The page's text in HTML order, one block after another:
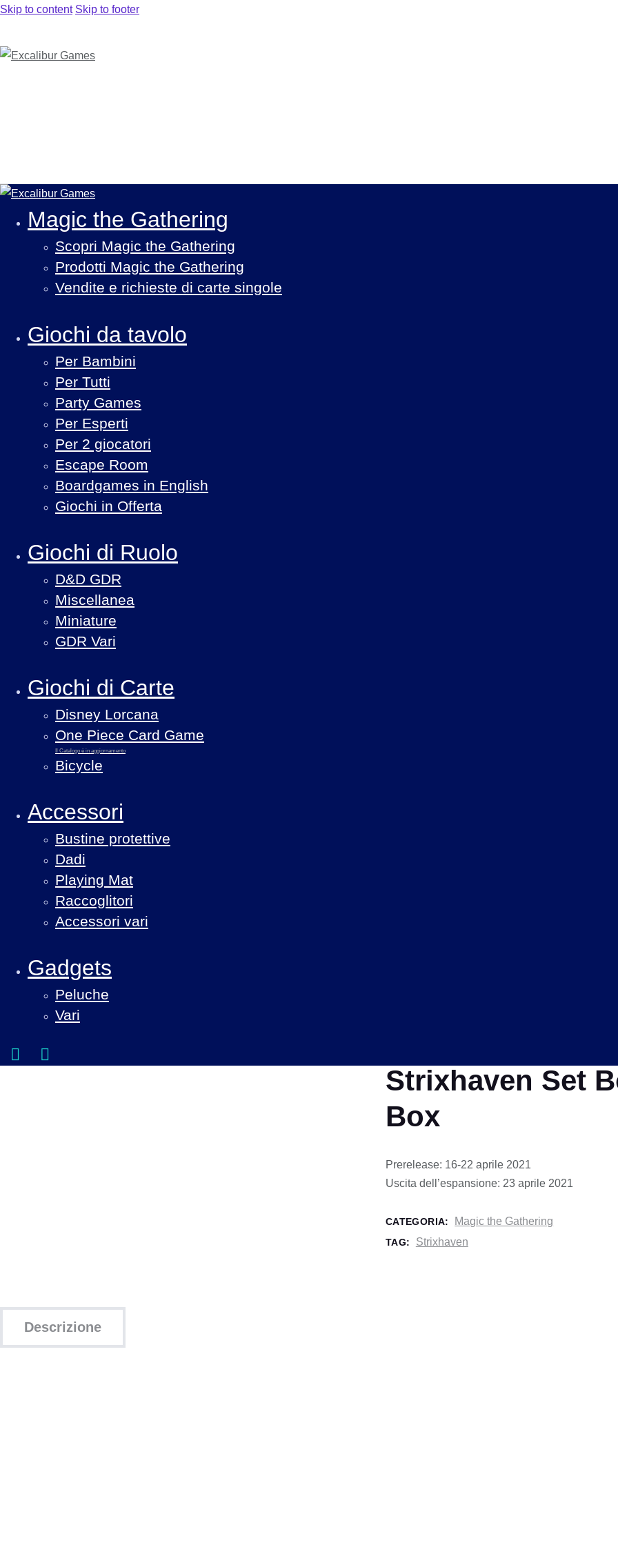
Skip to content Skip to footer
Magic the Gathering
Scopri Magic the Gathering
Prodotti Magic the Gathering
Vendite e richieste di carte singole
Giochi da tavolo
Per Bambini
Per Tutti
Party Games
Per Esperti
Per 2 giocatori
Escape Room
Boardgames in English
Giochi in Offerta
Giochi di Ruolo
D&D GDR
Miscellanea
Miniature
GDR Vari
Giochi di Carte
Disney Lorcana
One Piece Card Game
Il Catalogo è in aggiornamento
Bicycle
Accessori
Bustine protettive
Dadi
Playing Mat
Raccoglitori
Accessori vari
Gadgets
Peluche
Vari
Strixhaven Set
Box
Prerelease: 16-22 aprile 2021
Uscita dell’espansione: 23 aprile 2021
CATEGORIA: Magic the Gathering
TAG: Strixhaven
Descrizione